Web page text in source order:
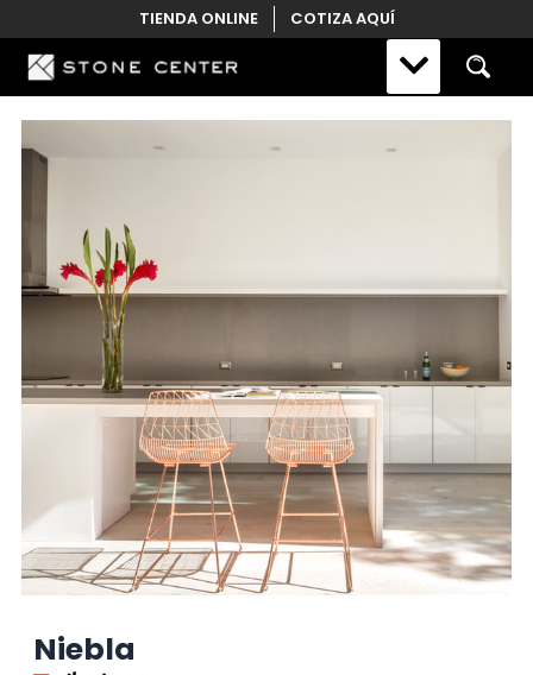
to
content
TIENDA ONLINE COTIZA AQUÍ
Niebla